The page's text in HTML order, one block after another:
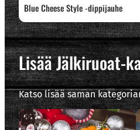
Blue Cheese Style -dippijauhe
Lisää Jälkiruoat-
Katso lisää saman